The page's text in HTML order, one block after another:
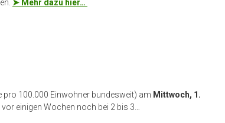
➤ Mehr dazu hier…
pro 100.000 Einwohner bundesweit) am Mittwoch, 1.
einigen Wochen noch bei 2 bis 3…